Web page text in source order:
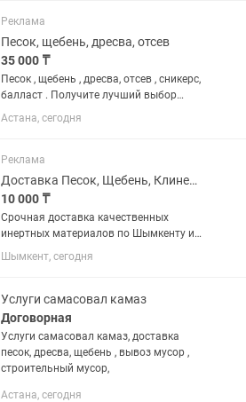
тонн....
Реклама
Песок, щебень, дресва, отсев
35 000 ₸
Песок , щебень , дресва, отсев , сникерс,
балласт . Получите лучший выбор
сыпучих материалов для вашего
проекта с нашей помощью! Мы
песок, щебень и отсев, который...
Астана, сегодня
Реклама
Доставка Песок, Щебень, Клинец, Глина. ЗИЛ. Шымкент
10 000 ₸
Срочная доставка качественных
инертных материалов по Шымкенту и
пригороду! Работаем на совесть, без
посредников. Наш ассортимент: Песок:
кладки). Щебень: Всех фракций...
Шымкент, сегодня
Услуги самасовал камаз
Договорная
Услуги самасовал камаз, доставка
песок, дресва, щебень , вывоз мусор ,
строительный мусор,
Астана, сегодня